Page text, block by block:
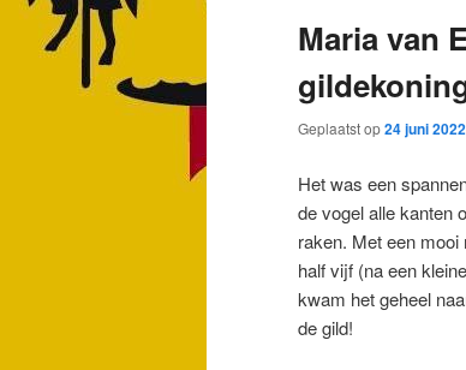
Maria van
Geplaatst op24 juni 2022
Het was een
de vogel alle kanten
raken. Met een
half vijf (na een
kwam het geheel
de gild!